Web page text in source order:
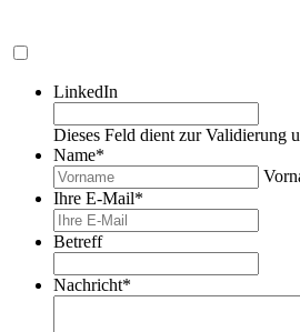
LinkedIn
Dieses Feld dient zur Validierung
Name*
Ihre E-Mail*
Betreff
Nachricht*